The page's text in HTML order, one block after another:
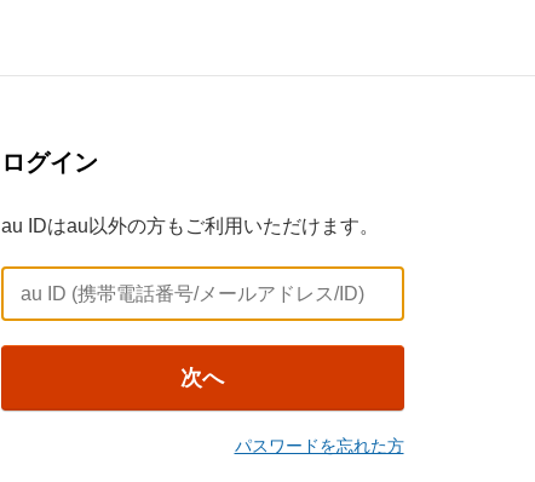
ログイン
au IDはau以外の方もご利用いただけます。
次へ
パスワードを忘れた方